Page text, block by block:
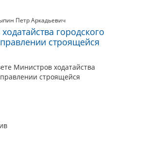
Петр Аркадьевич
городского
строящейся
Министров ходатайства
строящейся